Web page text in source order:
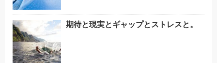
期待と現実とギャップとストレスと。